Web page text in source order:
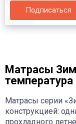
Подписаться
Матрасы
температура
Матрасы серии
конструкцией:
прохладного